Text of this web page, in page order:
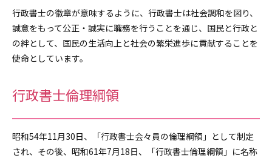
行政書士の徽章が意味するように、行政書士は社会調和を図り、
誠意をもって公正・誠実に職務を行うことを通じ、国民と行政と
の絆として、国民の生活向上と社会の繁栄進歩に貢献することを
使命としています。
行政書士倫理綱領
昭和54年11月30日、「行政書士会々員の倫理綱領」として制定
され、その後、昭和61年7月18日、「行政書士倫理綱領」に名称